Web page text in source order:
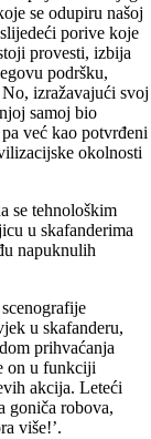
se odupiru našoj
porive koje
provesti, izbija
podršku,
izražavajući svoj
samoj bio
već kao potvrđeni
okolnosti
se tehnološkim
u skafanderima
napuknulih
u skafanderu,
prihvaćanja
on u funkciji
akcija. Leteći
goniča robova,
više!’.